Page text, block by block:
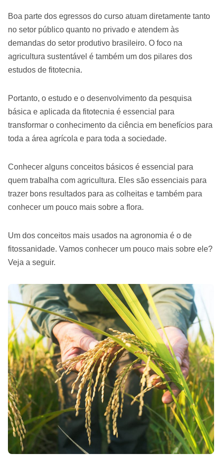
Boa parte dos egressos do curso atuam diretamente tanto
no setor público quanto no privado e atendem às
demandas do setor produtivo brasileiro. O foco na
agricultura sustentável é também um dos pilares dos
estudos de fitotecnia.
Portanto, o estudo e o desenvolvimento da pesquisa
básica e aplicada da fitotecnia é essencial para
transformar o conhecimento da ciência em benefícios para
toda a área agrícola e para toda a sociedade.
Conhecer alguns conceitos básicos é essencial para
quem trabalha com agricultura. Eles são essenciais para
trazer bons resultados para as colheitas e também para
conhecer um pouco mais sobre a flora.
Um dos conceitos mais usados na agronomia é o de
fitossanidade. Vamos conhecer um pouco mais sobre ele?
Veja a seguir.